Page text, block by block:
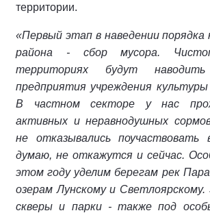
территории.
«Первый этап в наведении
района - сбор мусора.
территориях будут наводить
предприятия учреждения культуры
В частном секторе у нас
активных и неравнодушных
не отказывались поучаствовать
думаю, не откажутся и сейчас.
этом году уделим берегам рек
озерам Лунскому и
скверы и парки - также под